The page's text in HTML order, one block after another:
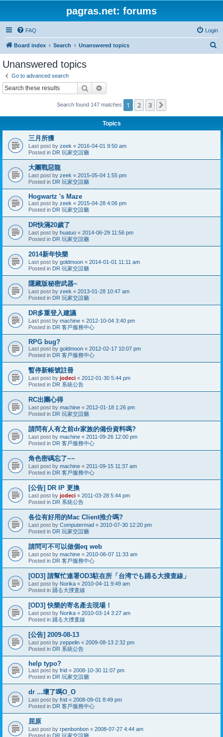
pagras.net: forums
FAQ Login
Board index Search Unanswered topics
Unanswered topics
Go to advanced search
Search
Search found 147 matches 1 2 3
Topics
三月所獲
Last post by zeek « 2016-04-01 9:50 am
Posted in DR 玩家交誼廳
大團戰惡龍
Last post by zeek « 2015-05-04 1:55 pm
Posted in DR 玩家交誼廳
Hogwartz 's Maze
Last post by zeek « 2015-04-28 4:06 pm
Posted in DR 玩家交誼廳
DR快滿20歲了
Last post by huatuo « 2014-06-29 11:56 pm
Posted in DR 玩家交誼廳
2014新年快樂
Last post by goldmoon « 2014-01-01 11:11 am
Posted in DR 玩家交誼廳
隱藏版秘密武器~
Last post by zeek « 2013-01-28 10:47 am
Posted in DR 玩家交誼廳
DR多重登入建議
Last post by machine « 2012-10-04 3:40 pm
Posted in DR 客戶服務中心
RPG bug?
Last post by goldmoon « 2012-02-17 10:07 pm
Posted in DR 客戶服務中心
暫停新帳號註冊
Last post by jodeci « 2012-01-30 5:44 pm
Posted in DR 系統公告
RC出團心得
Last post by machine « 2012-01-18 1:26 pm
Posted in DR 玩家交誼廳
請問有人有之前dr家族的備份資料嗎?
Last post by machine « 2011-09-26 12:00 pm
Posted in DR 客戶服務中心
角色密碼忘了~~
Last post by machine « 2011-09-15 11:37 am
Posted in DR 客戶服務中心
[公告] DR IP 更換
Last post by jodeci « 2011-03-28 5:44 pm
Posted in DR 系統公告
各位有好用的Mac Client推介嗎?
Last post by Computermad « 2010-07-30 12:20 pm
Posted in DR 玩家交誼廳
請問可不可以做個eq web
Last post by machine « 2010-06-07 11:33 am
Posted in DR 客戶服務中心
[OD3] 請幫忙連署OD3駐在所「台湾でも踊る大搜查線」
Last post by Norika « 2010-04-11 9:49 am
Posted in 踊る大捜査線
[OD3] 快樂的寄名產去現場！
Last post by Norika « 2010-03-14 3:27 am
Posted in 踊る大捜査線
[公告] 2009-08-13
Last post by zeppelin « 2009-08-13 2:32 pm
Posted in DR 系統公告
help typo?
Last post by frid « 2008-10-30 11:07 pm
Posted in DR 玩家交誼廳
dr ...壞了嗎O_O
Last post by frid « 2008-09-01 8:49 pm
Posted in DR 客戶服務中心
屈原
Last post by rpenbonbon « 2008-07-27 4:44 am
Posted in DR 玩家交誼廳